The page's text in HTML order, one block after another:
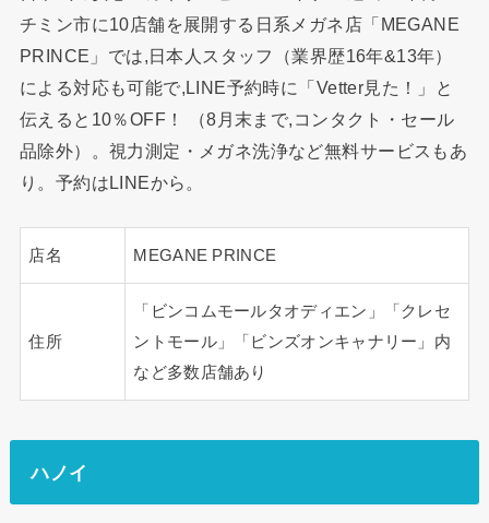
チミン市に10店舗を展開する日系メガネ店「MEGANE
PRINCE」では,日本人スタッフ（業界歴16年&13年）
による対応も可能で,LINE予約時に「Vetter見た！」と
伝えると10％OFF！ （8月末まで,コンタクト・セール
品除外）。視力測定・メガネ洗浄など無料サービスもあ
り。予約はLINEから。
店名 MEGANE PRINCE
住所
「ビンコムモールタオディエン」「クレセ
ントモール」「ビンズオンキャナリー」内
など多数店舗あり
ハノイ